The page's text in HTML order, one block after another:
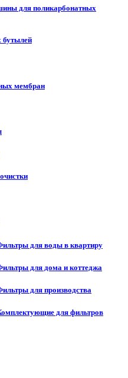
для поликарбонатных
бутылей
мембран
для воды в квартиру
для дома и коттеджа
для производства
для фильтров